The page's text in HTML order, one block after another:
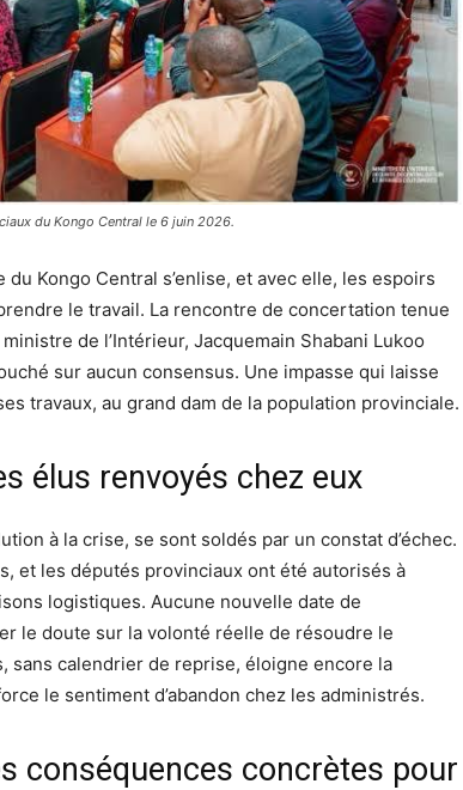
du Kongo Central le 6 juin 2026.
Kongo Central s’enlise, et avec elle, les espoirs
le travail. La rencontre de concertation tenue
de l’Intérieur, Jacquemain Shabani Lukoo
sur aucun consensus. Une impasse qui laisse
travaux, au grand dam de la population provinciale.
élus renvoyés chez eux
à la crise, se sont soldés par un constat d’échec.
et les députés provinciaux ont été autorisés à
logistiques. Aucune nouvelle date de
le doute sur la volonté réelle de résoudre le
sans calendrier de reprise, éloigne encore la
le sentiment d’abandon chez les administrés.
conséquences concrètes pour